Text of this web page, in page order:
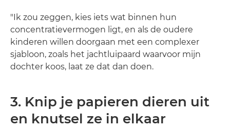
"Ik zou zeggen, kies iets wat binnen hun
concentratievermogen ligt, en als de oudere
kinderen willen doorgaan met een complexer
sjabloon, zoals het jachtluipaard waarvoor mijn
dochter koos, laat ze dat dan doen.
3. Knip je papieren dieren uit
en knutsel ze in elkaar